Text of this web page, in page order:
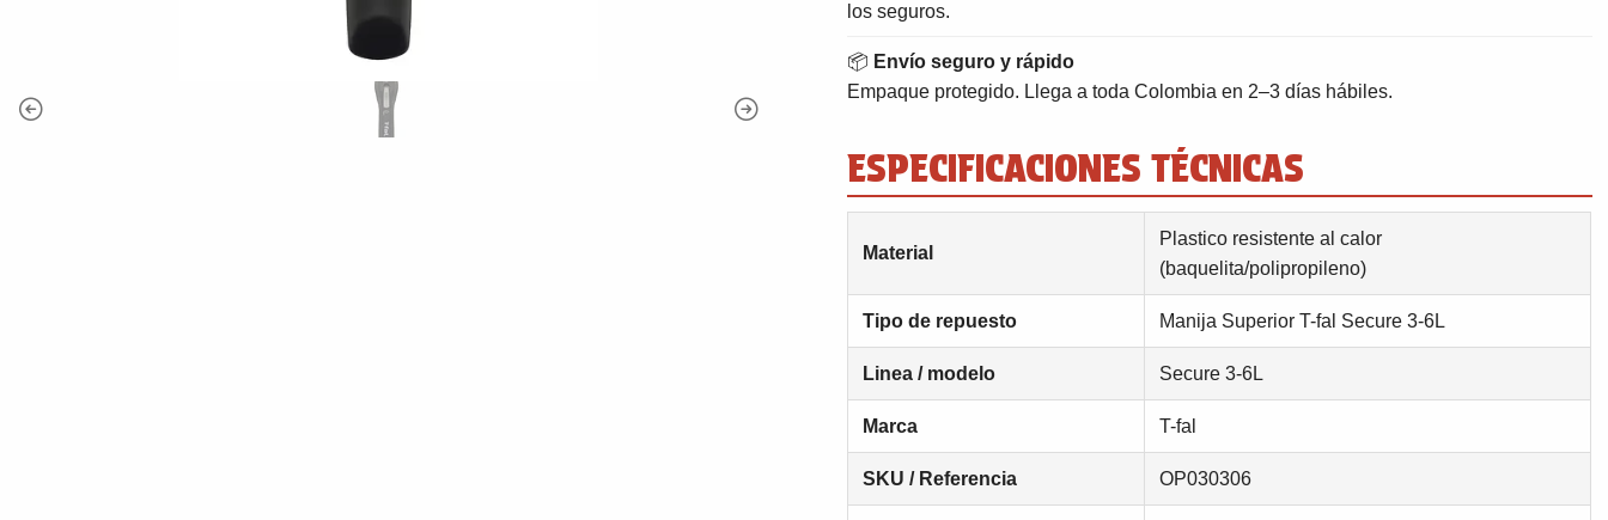
los seguros.
📦 Envío seguro y rápido
Empaque protegido. Llega a toda Colombia en 2–3 días hábiles.
ESPECIFICACIONES TÉCNICAS
Material
Plastico resistente al calor
(baquelita/polipropileno)
Tipo de repuesto Manija Superior T-fal Secure 3-6L
Linea / modelo Secure 3-6L
Marca T-fal
SKU / Referencia OP030306